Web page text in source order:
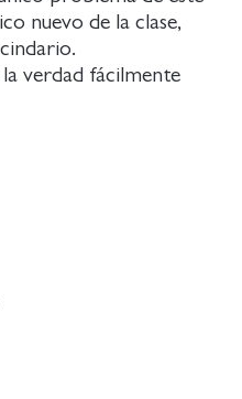
nuevo de la clase,
verdad fácilmente
prevé que serán las
las mejores?